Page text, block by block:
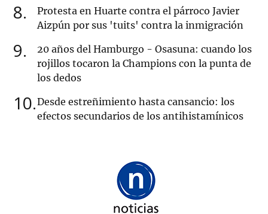
8
Protesta en Huarte contra el párroco Javier
Aizpún por sus 'tuits' contra la inmigración
9
20 años del Hamburgo - Osasuna: cuando los
rojillos tocaron la Champions con la punta de
los dedos
10 Desde estreñimiento hasta cansancio: los
efectos secundarios de los antihistamínicos